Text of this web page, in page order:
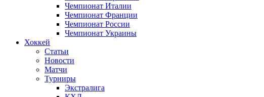
Чемпионат Италии
Чемпионат Франции
Чемпионат России
Чемпионат Украины
Хоккей
Статьи
Новости
Матчи
Турниры
Экстралига